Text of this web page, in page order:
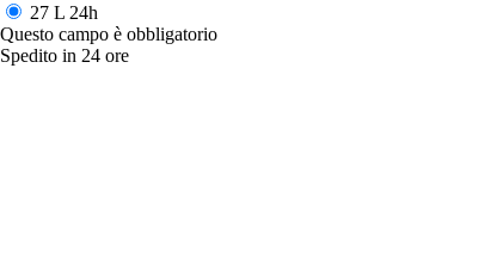
27 L 24h
Questo campo è obbligatorio
Spedito in 24 ore